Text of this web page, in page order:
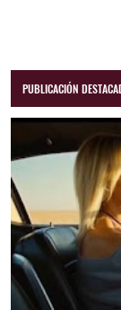
PUBLICACIÓN